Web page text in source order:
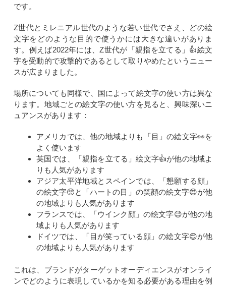
です。
Z世代とミレニアル世代のような若い世代でさえ、どの絵
文字をどのような目的で使うかには大きな違いがありま
す。例えば2022年には、Z世代が「親指を立てる」👍絵文
字を受動的で攻撃的であるとして取りやめたというニュー
スが広まりました。
場所についても同様で、国によって絵文字の使い方は異な
ります。地域ごとの絵文字の使い方を見ると、興味深いニ
ュアンスがあります：
アメリカでは、他の地域よりも「目」の絵文字👀を
よく使います
英国では、「親指を立てる」絵文字👍が他の地域よ
りも人気があります
アジア太平洋地域とスペインでは、「懇願する顔」
の絵文字🥺と「ハートの目」の笑顔の絵文字😍が他
の地域よりも人気があります
フランスでは、「ウインク顔」の絵文字😉が他の地
域よりも人気があります
ドイツでは、「目が笑っている顔」の絵文字😊が他
の地域よりも人気があります
これは、ブランドがターゲットオーディエンスがオンライ
ンでどのように表現しているかを知る必要がある理由を例